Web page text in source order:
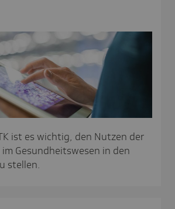
ist es wichtig, den Nutzen der
Gesundheitswesen in den
stellen.